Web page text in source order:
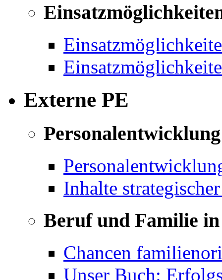
Externe PE
Inhalte
Beruf und Familie
Chancen
Unser Buch: